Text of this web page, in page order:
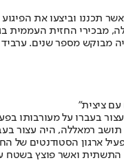
תכננו וביצעו את הפיגוע
הם סאמר מינא סלים ערביד -
מבוקש מספר שנים.
ציצית"
סאמי יוסף אולד מחמד, כבן 21,
התשתית ואשר פוצץ בשטח